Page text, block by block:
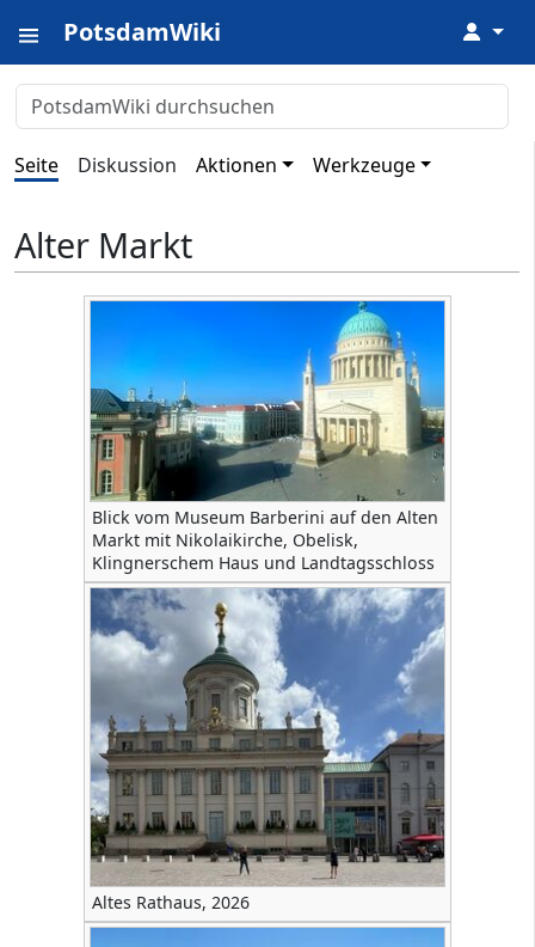
PotsdamWiki ↓
Seite Diskussion Aktionen Werkzeuge
Alter Markt
Blick vom Museum Barberini auf den Alten
Markt mit Nikolaikirche, Obelisk,
Klingnerschem Haus und Landtagsschloss
Altes Rathaus, 2026